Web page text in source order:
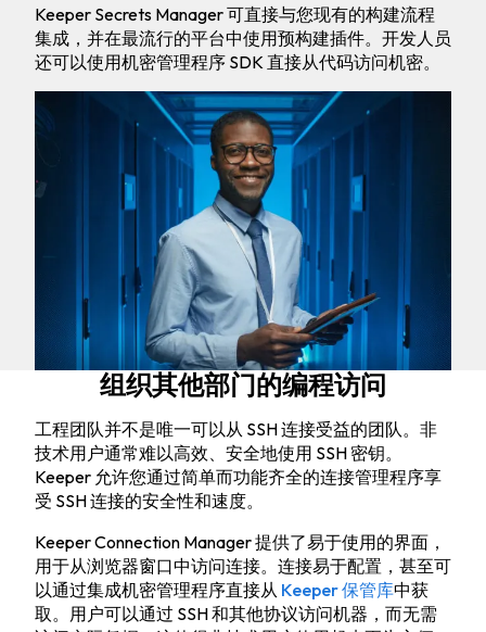
Keeper Secrets Manager 可直接与您现有的构建流程
集成，并在最流行的平台中使用预构建插件。开发人员
还可以使用机密管理程序 SDK 直接从代码访问机密。
组织其他部门的编程访问
工程团队并不是唯一可以从 SSH 连接受益的团队。非
技术用户通常难以高效、安全地使用 SSH 密钥。
Keeper 允许您通过简单而功能齐全的连接管理程序享
受 SSH 连接的安全性和速度。
Keeper Connection Manager 提供了易于使用的界面，
用于从浏览器窗口中访问连接。连接易于配置，甚至可
以通过集成机密管理程序直接从 Keeper 保管库中获
取。用户可以通过 SSH 和其他协议访问机器，而无需